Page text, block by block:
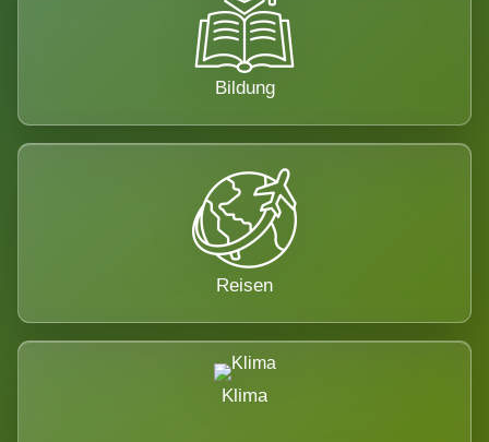
Bildung
Reisen
Klima